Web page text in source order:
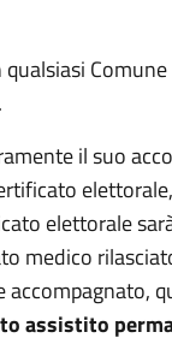
il suo
elettorale
medico
assistito